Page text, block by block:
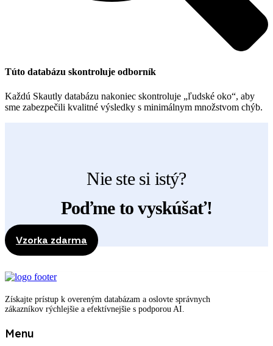
Túto databázu skontroluje odborník
Každú Skautly databázu nakoniec skontroluje „ľudské oko“, aby
sme zabezpečili kvalitné výsledky s minimálnym množstvom chýb.
Nie ste si istý?
Poďme to vyskúšať!
Vzorka zdarma
Získajte prístup k overeným databázam a oslovte správnych
zákazníkov rýchlejšie a efektívnejšie s podporou AI.
Menu